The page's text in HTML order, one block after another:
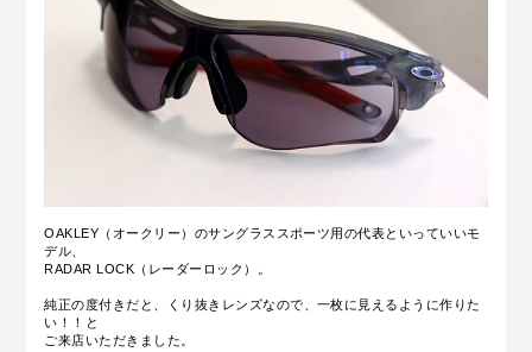
OAKLEY（オークリー）のサングラススポーツ用の代表といっていいモ
デル、
RADAR LOCK（レーダーロック）。
純正の度付きだと、くり抜きレンズなので、一枚に見えるように作りた
い！！と
ご来店いただきました。